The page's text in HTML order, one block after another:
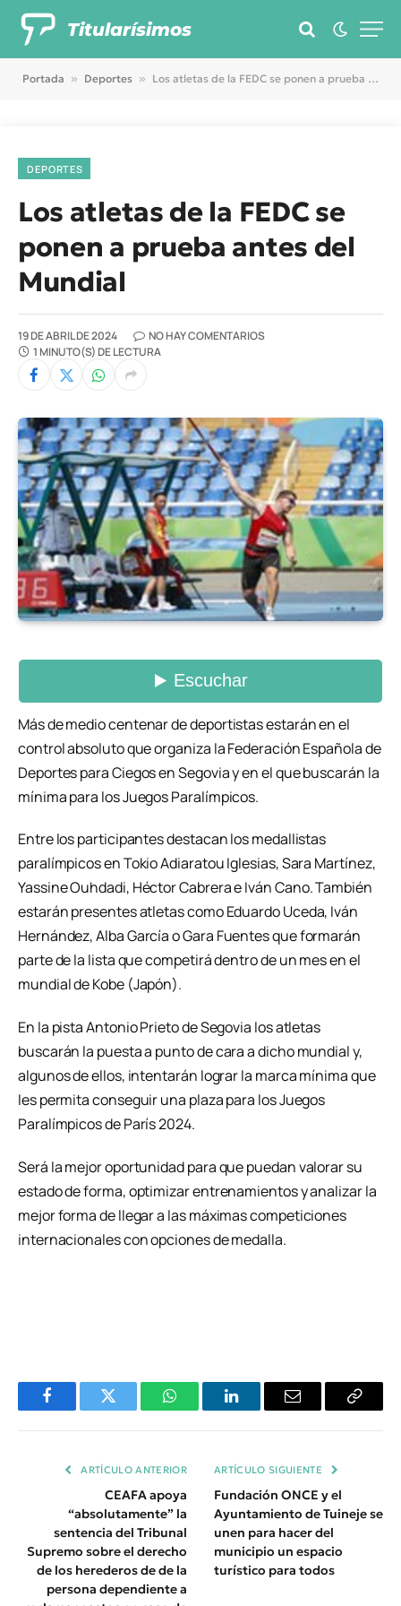
Titularísimos
Portada » Deportes » Los atletas de la FEDC se ponen a prueba antes del Mundial
DEPORTES
Los atletas de la FEDC se
ponen a prueba antes del
Mundial
19 DE ABRIL DE 2024
NO HAY COMENTARIOS
1 MINUTO(S) DE LECTURA
Más de medio centenar de deportistas estarán en el
control absoluto que organiza la Federación Española de
Deportes para Ciegos en Segovia y en el que buscarán la
mínima para los Juegos Paralímpicos.
Entre los participantes destacan los medallistas
paralímpicos en Tokio Adiaratou Iglesias, Sara Martínez,
Yassine Ouhdadi, Héctor Cabrera e Iván Cano. También
estarán presentes atletas como Eduardo Uceda, Iván
Hernández, Alba García o Gara Fuentes que formarán
parte de la lista que competirá dentro de un mes en el
mundial de Kobe (Japón).
En la pista Antonio Prieto de Segovia los atletas
buscarán la puesta a punto de cara a dicho mundial y,
algunos de ellos, intentarán lograr la marca mínima que
les permita conseguir una plaza para los Juegos
Paralímpicos de París 2024.
Será la mejor oportunidad para que puedan valorar su
estado de forma, optimizar entrenamientos y analizar la
mejor forma de llegar a las máximas competiciones
internacionales con opciones de medalla.
FacebookTwitter WhatsAppLinkedInEmail
Copiar
ARTÍCULO ANTERIOR
CEAFA apoya
“absolutamente” la
sentencia del Tribunal
Supremo sobre el derecho
de los herederos de de la
persona dependiente a
ARTÍCULO SIGUIENTE
Fundación ONCE y el
Ayuntamiento de Tuineje se
unen para hacer del
municipio un espacio
turístico para todos